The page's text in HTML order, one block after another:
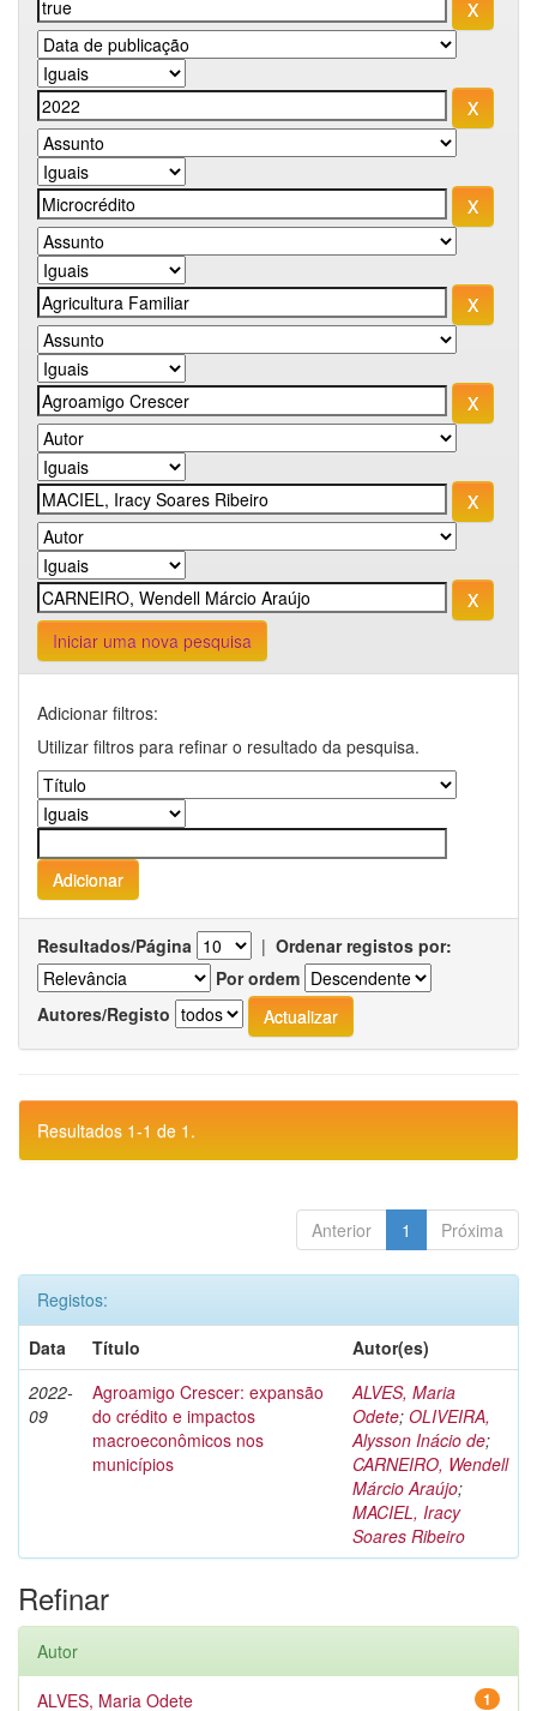
Iniciar uma nova pesquisa
Adicionar filtros:
Utilizar filtros para refinar o resultado da pesquisa.
Resultados/Página | Ordenar registos por:
Por ordem
Autores/Registo
Resultados 1-1 de 1.
Anterior 1 Próxima
Registos:
Data
Título
Autor(es)
2022-
09
Agroamigo Crescer: expansão
do crédito e impactos
macroeconômicos nos
municípios
ALVES, Maria
Odete; OLIVEIRA,
Alysson Inácio de;
CARNEIRO, Wendell
Márcio Araújo;
MACIEL, Iracy
Soares Ribeiro
Refinar
Autor
1
ALVES, Maria Odete